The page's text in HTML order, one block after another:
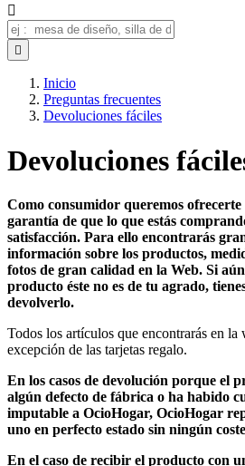


Inicio
Preguntas frecuentes
Devoluciones fáciles
Devoluciones
Como consumidor queremos
garantía de que lo que estás
satisfacción. Para ello encontrarás
información sobre los productos,
fotos de gran calidad en la Web. Si
producto éste no es de tu agrado,
devolverlo.
Todos los artículos que encontrarás en la
excepción de las tarjetas regalo.
En los casos de devolución porque el
algún defecto de fábrica o ha habido
imputable a OcioHogar, OcioHogar
uno en perfecto estado sin ningún
En el caso de recibir el producto con